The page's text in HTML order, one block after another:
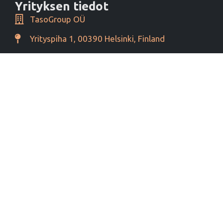
Yrityksen tiedot
TasoGroup OÜ
Yrityspiha 1, 00390 Helsinki, Finland